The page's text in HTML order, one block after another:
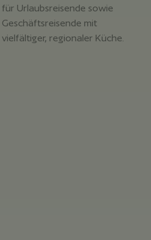
für Urlaubsreisende sowie
Geschäftsreisende mit
vielfältiger, regionaler Küche.